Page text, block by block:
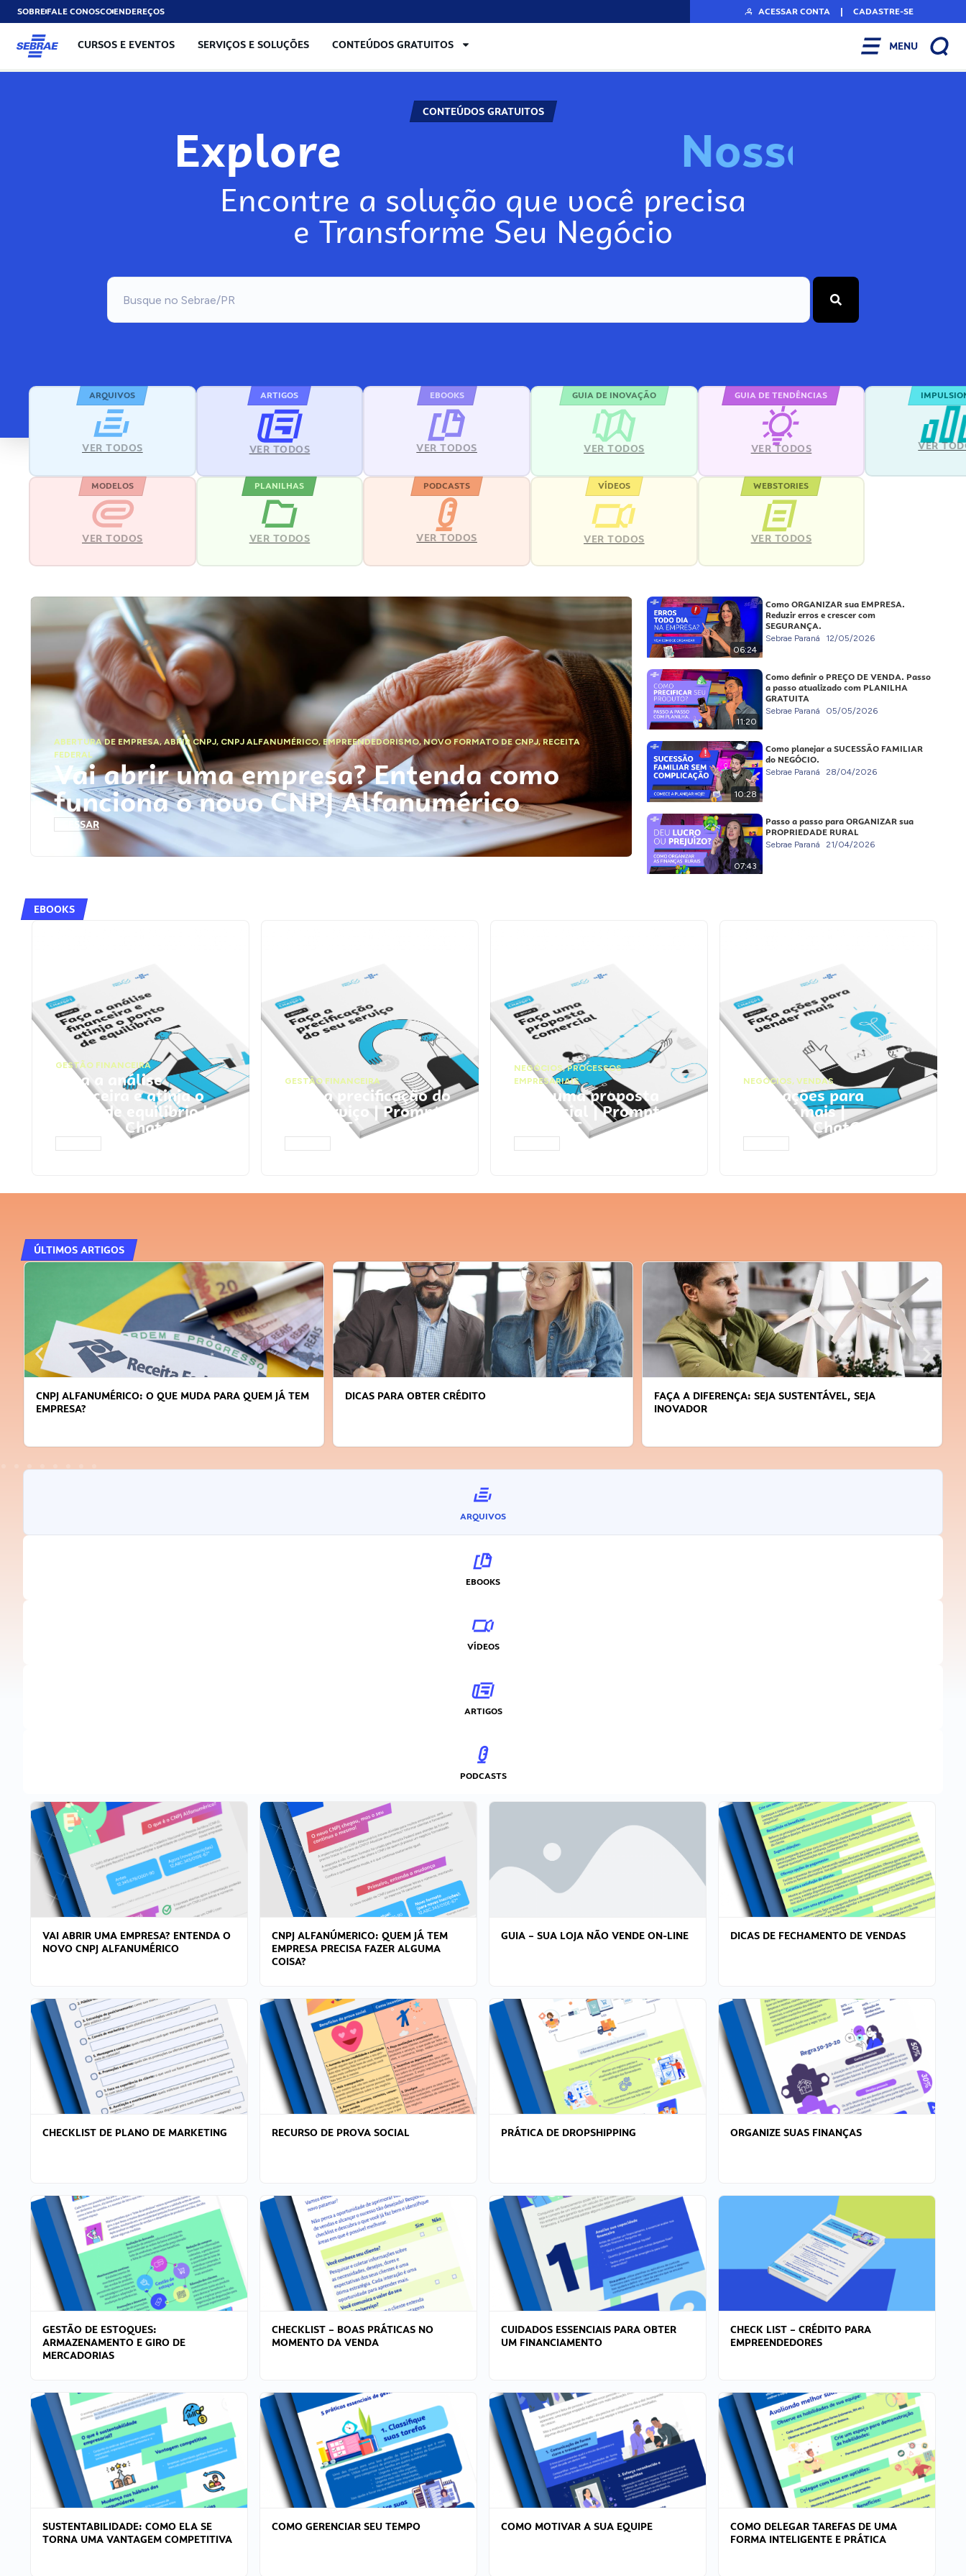
SOBREFALE CONOSCOENDEREÇOS ACESSAR CONTA | CADASTRE-SE
CURSOS E EVENTOS SERVIÇOS E SOLUÇÕES CONTEÚDOS GRATUITOS MENU
CONTEÚDOS GRATUITOS
Explore Nosso
Encontre a solução que você precisa
e Transforme Seu Negócio
ARQUIVOS
VER TODOS
ARTIGOS
VER TODOS
EBOOKS
VER TODOS
GUIA DE INOVAÇÃO
VER TODOS
GUIA DE TENDÊNCIAS
VER TODOS VER
MODELOS
VER TODOS
PLANILHAS
VER TODOS
PODCASTS
VER TODOS
VÍDEOS
VER TODOS
WEBSTORIES
VER TODOS
ABERTURA DE EMPRESA,ABRIR CNPJ, CNPJ ALFANUMÉRICO, EMPREENDEDORISMO,NOVO FORMATO DE CNPJ,RECEITA
FEDERAL
Vai abrir uma empresa? Entenda como
funciona o novo CNPJ Alfanumérico
ACESSAR
06:24
Como ORGANIZAR sua EMPRESA.
Reduzir erros e crescer com
SEGURANÇA.
Sebrae Paraná 12/05/2026
11:20
Como definir o PREÇO DE VENDA. Passo
a passo atualizado com PLANILHA
GRATUITA
Sebrae Paraná 05/05/2026
10:28
Como planejar a SUCESSÃO FAMILIAR
do NEGÓCIO.
Sebrae Paraná 28/04/2026
07:43
Passo a passo para ORGANIZAR sua
PROPRIEDADE RURAL
Sebrae Paraná 21/04/2026
EBOOKS
GESTÃO FINANCEIRA
Faça a análise
financeira e atinja o
ponto de equilíbrio |
Prompts ChatGPT
GESTÃO FINANCEIRA
Faça a precificação do
seu serviço | Prompts
ChatGPT
NEGÓCIOS,PROCESSOS
EMPRESARIAIS
Faça uma proposta
comercial | Prompts
ChatGPT
NEGÓCIOS, VENDAS
Faça ações para
vender mais |
Prompts ChatGPT
ÚLTIMOS ARTIGOS
CNPJ ALFANUMÉRICO: O QUE MUDA PARA QUEM JÁ TEM
EMPRESA?
DICAS PARA OBTER CRÉDITO
FAÇA A DIFERENÇA: SEJA SUSTENTÁVEL, SEJA
INOVADOR
ARQUIVOS
EBOOKS
VÍDEOS
ARTIGOS
PODCASTS
VAI ABRIR UMA EMPRESA? ENTENDA O
NOVO CNPJ ALFANUMÉRICO
CNPJ ALFANÚMERICO: QUEM JÁ TEM
EMPRESA PRECISA FAZER ALGUMA
COISA?
GUIA – SUA LOJA NÃO VENDE ON-LINE DICAS DE FECHAMENTO DE VENDAS
CHECKLIST DE PLANO DE MARKETING RECURSO DE PROVA SOCIAL PRÁTICA DE DROPSHIPPING ORGANIZE SUAS FINANÇAS
GESTÃO DE ESTOQUES:
ARMAZENAMENTO E GIRO DE
MERCADORIAS
CHECKLIST – BOAS PRÁTICAS NO
MOMENTO DA VENDA
CUIDADOS ESSENCIAIS PARA OBTER
UM FINANCIAMENTO
CHECK LIST – CRÉDITO PARA
EMPREENDEDORES
SUSTENTABILIDADE: COMO ELA SE
TORNA UMA VANTAGEM COMPETITIVA
COMO GERENCIAR SEU TEMPO COMO MOTIVAR A SUA EQUIPE
COMO DELEGAR TAREFAS DE UMA
FORMA INTELIGENTE E PRÁTICA